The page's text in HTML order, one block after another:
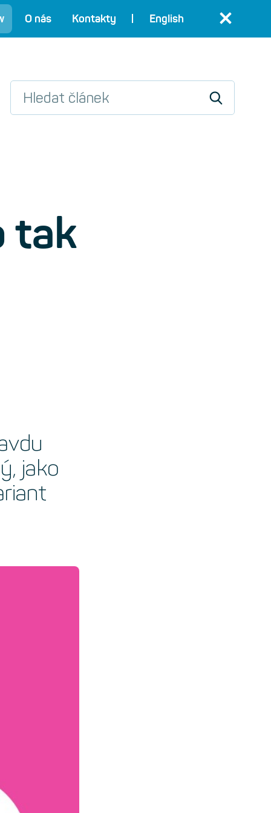
O nás Kontakty English
tak
jako